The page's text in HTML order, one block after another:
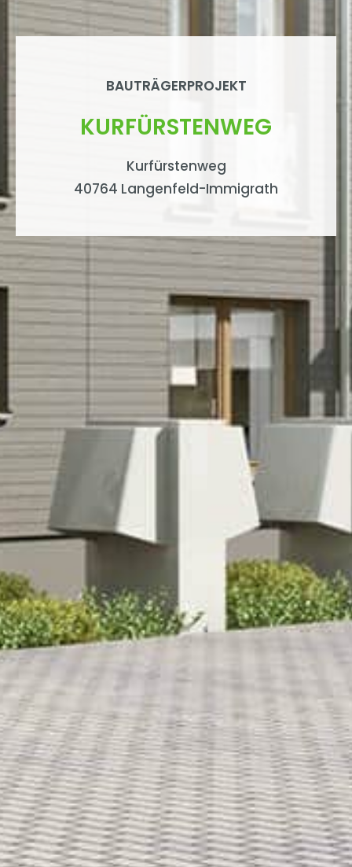
BAUTRÄGERPROJEKT
KURFÜRSTENWEG
Kurfürstenweg
40764 Langenfeld-Immigrath